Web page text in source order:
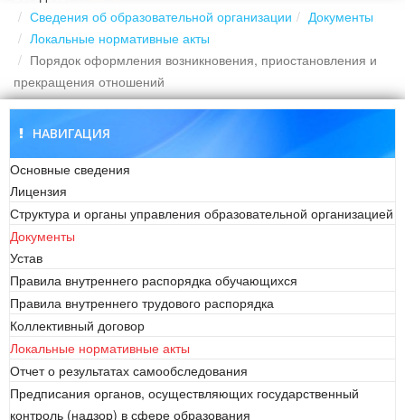
Сведения об образовательной организации
Документы
Локальные нормативные акты
Порядок оформления возникновения, приостановления и
прекращения отношений
НАВИГАЦИЯ
Основные сведения
Лицензия
Структура и органы управления образовательной организацией
Документы
Устав
Правила внутреннего распорядка обучающихся
Правила внутреннего трудового распорядка
Коллективный договор
Локальные нормативные акты
Отчет о результатах самообследования
Предписания органов, осуществляющих государственный
контроль (надзор) в сфере образования